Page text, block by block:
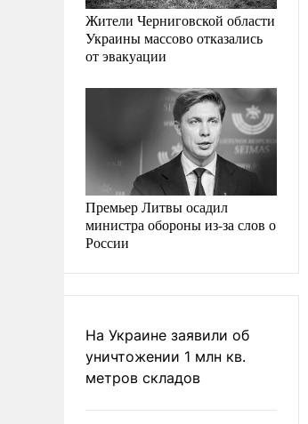
Жители Черниговской области
Украины массово отказались
от эвакуации
Премьер Литвы осадил
министра обороны из-за слов о
России
На Украине заявили об
уничтожении 1 млн кв.
метров складов